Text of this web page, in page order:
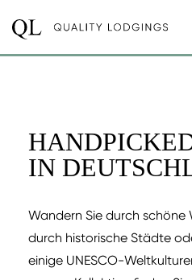
IN
Wandern Sie durch schöne
durch historische Städte
einige UNESCO-